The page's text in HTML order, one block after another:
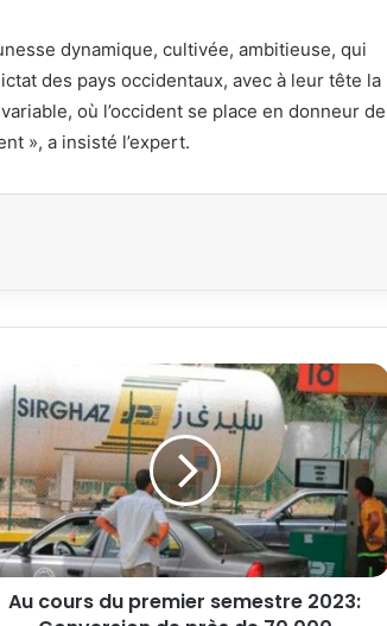
dynamique, cultivée, ambitieuse, qui
des pays occidentaux, avec à leur tête la
où l’occident se place en donneur de
», a insisté l’expert.
Au cours du premier semestre 2023: